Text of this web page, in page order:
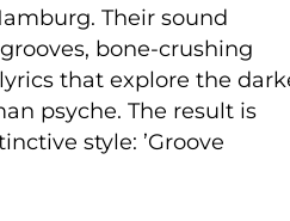
Their sound
bone-crushing
that explore the
psyche. The result is
style: ’Groove